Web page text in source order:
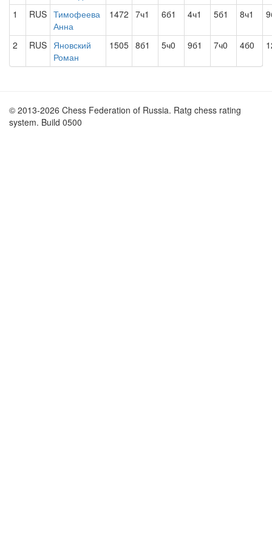
1
RUS Тимофеева
Анна
1472 7ч1 6б1 4ч1 5б1 8ч1
2 RUS Яновский
Роман
1505 8б1 5ч0 9б1 7ч0 4б0
© 2013-2026 Chess Federation of Russia. Ratg chess rating
system. Build 0500